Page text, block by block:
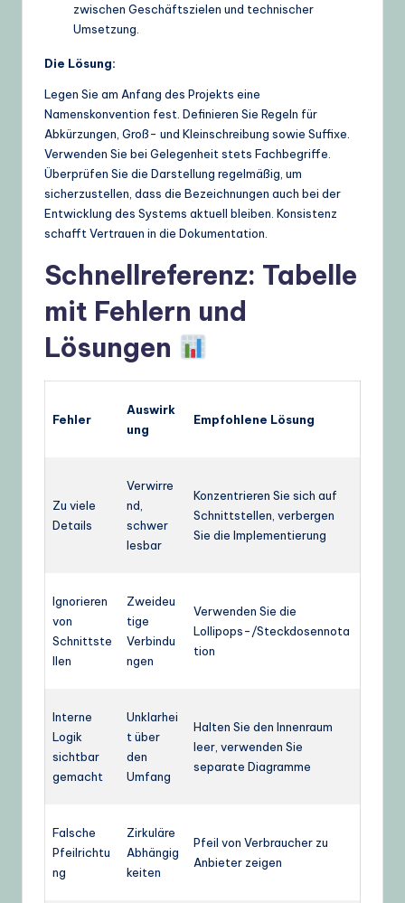
zwischen Geschäftszielen und technischer
Umsetzung.
Die Lösung:
Legen Sie am Anfang des Projekts eine
Namenskonvention fest. Definieren Sie Regeln für
Abkürzungen, Groß- und Kleinschreibung sowie Suffixe.
Verwenden Sie bei Gelegenheit stets Fachbegriffe.
Überprüfen Sie die Darstellung regelmäßig, um
sicherzustellen, dass die Bezeichnungen auch bei der
Entwicklung des Systems aktuell bleiben. Konsistenz
schafft Vertrauen in die Dokumentation.
Schnellreferenz: Tabelle
mit Fehlern und
Lösungen
Fehler
Auswirk
ung
Empfohlene Lösung
Zu viele
Details
Verwirre
nd,
schwer
lesbar
Konzentrieren Sie sich auf
Schnittstellen, verbergen
Sie die Implementierung
Ignorieren
von
Schnittste
llen
Zweideu
tige
Verbindu
ngen
Verwenden Sie die
Lollipops-/Steckdosennota
tion
Interne
Logik
sichtbar
gemacht
Unklarhei
t über
den
Umfang
Halten Sie den Innenraum
leer, verwenden Sie
separate Diagramme
Falsche
Pfeilrichtu
ng
Zirkuläre
Abhängig
keiten
Pfeil von Verbraucher zu
Anbieter zeigen